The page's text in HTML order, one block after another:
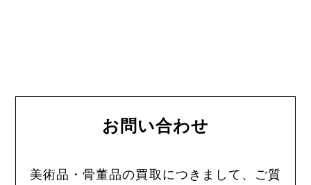
お問い合わせ
美術品・骨董品の買取につきまして、ご質